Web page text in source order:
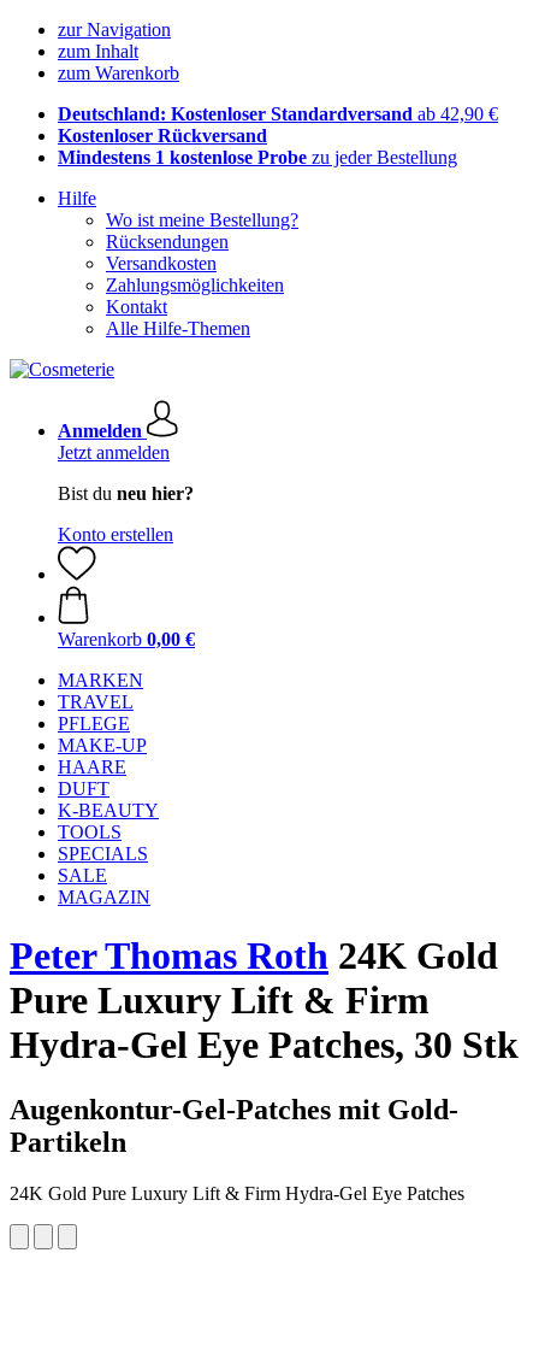
zur Navigation
zum Inhalt
zum Warenkorb
Deutschland: Kostenloser Standardversand ab 42,90 €
Kostenloser Rückversand
Mindestens 1 kostenlose Probe zu jeder Bestellung
Hilfe
Wo ist meine Bestellung?
Rücksendungen
Versandkosten
Zahlungsmöglichkeiten
Kontakt
Alle Hilfe-Themen
Anmelden
Jetzt anmelden
Bist du neu hier?
Konto erstellen
Warenkorb 0,00 €
MARKEN
TRAVEL
PFLEGE
MAKE-UP
HAARE
DUFT
K-BEAUTY
TOOLS
SPECIALS
SALE
MAGAZIN
Peter Thomas Roth 24K Gold
Pure Luxury Lift & Firm
Hydra-Gel Eye Patches, 30 Stk
Augenkontur-Gel-Patches mit Gold-
Partikeln
24K Gold Pure Luxury Lift & Firm Hydra-Gel Eye Patches